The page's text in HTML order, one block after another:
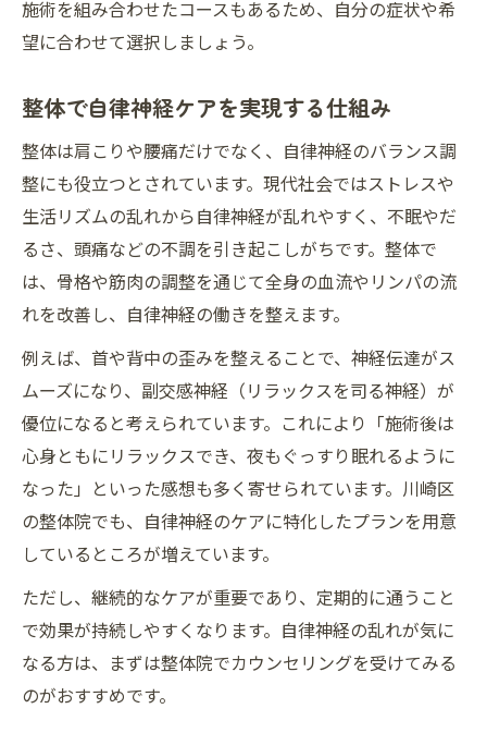
施術を組み合わせたコースもあるため、自分の症状や希
望に合わせて選択しましょう。
整体で自律神経ケアを実現する仕組み
整体は肩こりや腰痛だけでなく、自律神経のバランス調
整にも役立つとされています。現代社会ではストレスや
生活リズムの乱れから自律神経が乱れやすく、不眠やだ
るさ、頭痛などの不調を引き起こしがちです。整体で
は、骨格や筋肉の調整を通じて全身の血流やリンパの流
れを改善し、自律神経の働きを整えます。
例えば、首や背中の歪みを整えることで、神経伝達がス
ムーズになり、副交感神経（リラックスを司る神経）が
優位になると考えられています。これにより「施術後は
心身ともにリラックスでき、夜もぐっすり眠れるように
なった」といった感想も多く寄せられています。川崎区
の整体院でも、自律神経のケアに特化したプランを用意
しているところが増えています。
ただし、継続的なケアが重要であり、定期的に通うこと
で効果が持続しやすくなります。自律神経の乱れが気に
なる方は、まずは整体院でカウンセリングを受けてみる
のがおすすめです。